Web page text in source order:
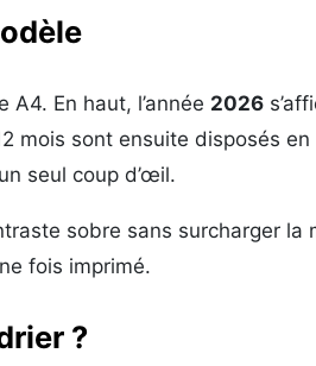
En haut, l’année 2026
mois sont ensuite disposés
seul coup d’œil.
sobre sans surcharger la
fois imprimé.
?